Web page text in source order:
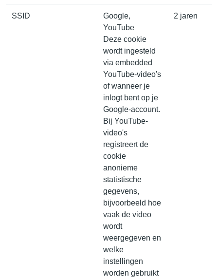
SSID
Google,
YouTube
Deze cookie
wordt ingesteld
via embedded
YouTube-video's
of wanneer je
inlogt bent op je
Google-account.
Bij YouTube-
video's
registreert de
cookie
anonieme
statistische
gegevens,
bijvoorbeeld hoe
vaak de video
wordt
weergegeven en
welke
instellingen
worden gebruikt
2 jaren